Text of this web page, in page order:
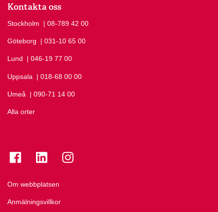
Kontakta oss
Stockholm Ring Stockholm på
| 08-789 42 00
Göteborg Ring Göteborg på
| 031-10 65 00
Lund Ring Lund på
| 046-19 77 00
Uppsala Ring Uppsala på
| 018-68 00 00
Umeå Ring Umeå på
| 090-71 14 00
Alla orter
Om webbplatsen
Anmälningsvillkor
Se folkuniversitetet på Facebook
Se folkuniversitetet på LinkedIn